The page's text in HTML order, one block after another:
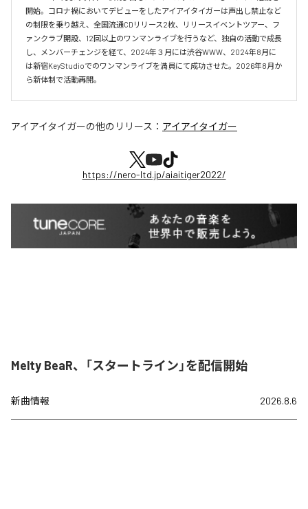
開始。コロナ禍においてデビューをしたアイアイタイガーは声出し禁止など
の制限を乗り越え、全国流通CDリリース2枚、リリースイベントツアー、フ
ァンクラブ開設、12回以上のワンマンライブを行うなど、独自の活動で成長
し、メンバーチェンジを経て、2024年３月には渋谷WWW、2024年8月に
は新宿KeyStudioでのワンマンライブを満員にて成功させた。2026年8月か
ら新体制で活動再開。
アイアイタイガーの他のリリース： アイアイタイガー
https://nero-ltd.jp/aiaitiger2022/
Melty BeaR、「スタートライン」を配信開始
新曲情報 2026.8.6